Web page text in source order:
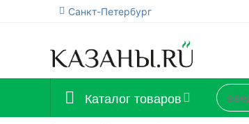
Санкт-Петербург
Каталог товаров